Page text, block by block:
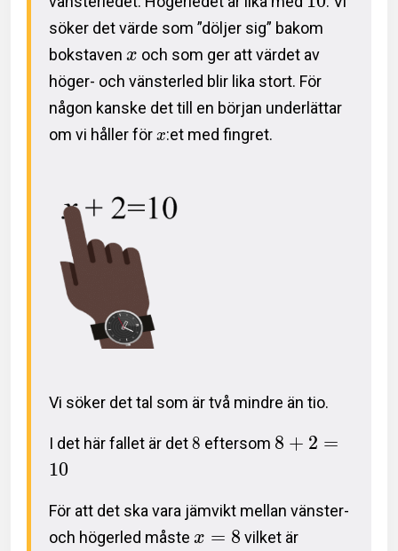
söker det värde som ”döljer sig” bakom
bokstaven x och som ger att värdet av
höger- och vänsterled blir lika stort. För
någon kanske det till en början underlättar
om vi håller för x:et med fingret.
Vi söker det tal som är två mindre än tio.
I det här fallet är det8 eftersom 8 + 2 =
10
För att det ska vara jämvikt mellan vänster-
och högerled måste x = 8 vilket är